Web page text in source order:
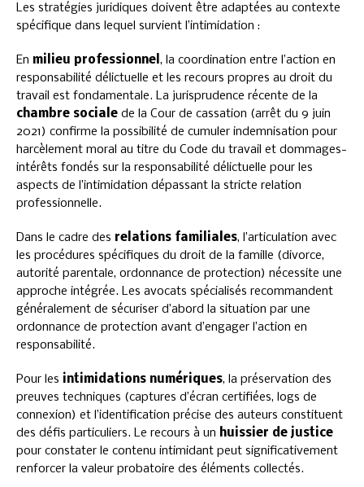
Les stratégies juridiques doivent être adaptées au contexte
spécifique dans lequel survient l’intimidation :
En milieu professionnel , la coordination entre l’action en
responsabilité délictuelle et les recours propres au droit du
travail est fondamentale. La jurisprudence récente de la
chambre sociale de la Cour de cassation (arrêt du 9 juin
2021) confirme la possibilité de cumuler indemnisation pour
harcèlement moral au titre du Code du travail et dommages-
intérêts fondés sur la responsabilité délictuelle pour les
aspects de l’intimidation dépassant la stricte relation
professionnelle.
Dans le cadre des relations familiales, l’articulation avec
les procédures spécifiques du droit de la famille (divorce,
autorité parentale, ordonnance de protection) nécessite une
approche intégrée. Les avocats spécialisés recommandent
généralement de sécuriser d’abord la situation par une
ordonnance de protection avant d’engager l’action en
responsabilité.
Pour les intimidations numériques, la préservation des
preuves techniques (captures d’écran certifiées, logs de
connexion) et l’identification précise des auteurs constituent
des défis particuliers. Le recours à un huissier de justice
pour constater le contenu intimidant peut significativement
renforcer la valeur probatoire des éléments collectés.